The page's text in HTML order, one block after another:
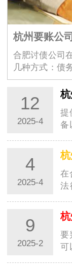
杭州要账公
合肥讨债公司
几种方式：债
行详细分析，
12
2025-4
提
备
4
2025-4
在
法
9
2025-2
要
可